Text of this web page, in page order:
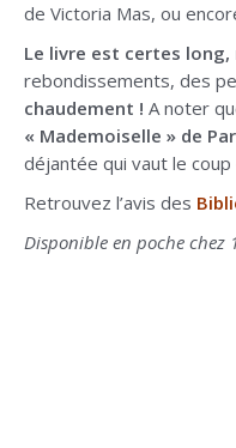
de Victoria Mas, ou
Le livre est certes
rebondissements, des
chaudement ! A noter
« Mademoiselle » de
déjantée qui vaut le coup
Retrouvez l’avis des
Disponible en poche chez